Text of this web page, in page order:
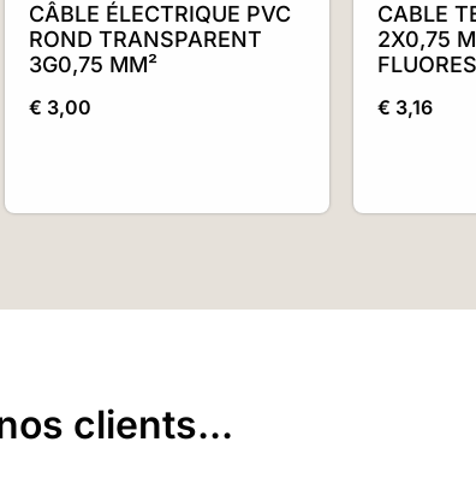
CÂBLE ÉLECTRIQUE PVC
ROND TRANSPARENT
3G0,75 MM²
€ 3,00
CABLE
2X0,75
€ 3,16
clients...